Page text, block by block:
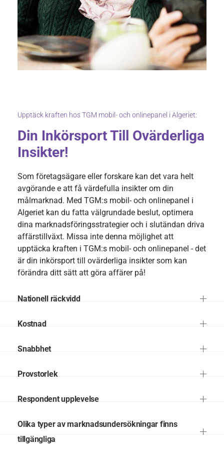
Upptäck kraften hos TGM mobil- och onlinepanel i Algeriet:
Din Inkörsport Till Ovärderliga
Insikter!
Som företagsägare eller forskare kan det vara helt
avgörande e att få värdefulla insikter om din
målmarknad. Med TGM:s mobil- och onlinepanel i
Algeriet kan du fatta välgrundade beslut, optimera
dina marknadsföringsstrategier och i slutändan driva
affärstillväxt. Missa inte denna möjlighet att
upptäcka kraften i TGM:s mobil- och onlinepanel - det
är din inkörsport till ovärderliga insikter som kan
förändra ditt sätt att göra affärer på!
Nationell räckvidd
Kostnad
Snabbhet
Provstorlek
Respondent upplevelse
Olika typer av marknadsundersökningar finns
tillgängliga